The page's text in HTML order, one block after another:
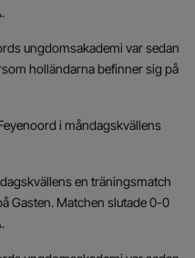
ungdomsakademi var sedan
holländarna befinner sig på
i måndagskvällens
en träningsmatch
Gasten. Matchen slutade 0-0